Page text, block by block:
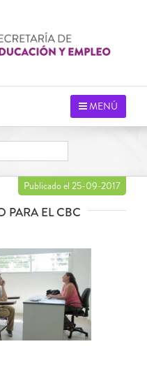
MENÚ
Publicado el 25-09-2017
PARA EL CBC